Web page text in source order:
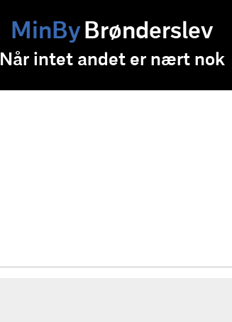
MinByBrønderslev
Når intet andet er nært nok